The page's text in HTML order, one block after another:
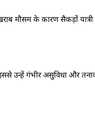
मौसम के कारण सैकड़ों यात्री
उन्हें गंभीर असुविधा और